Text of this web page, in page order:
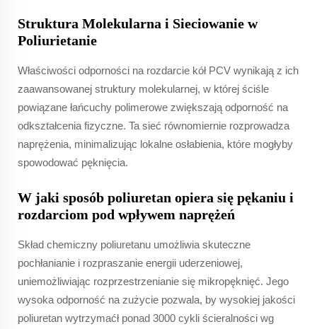
Struktura Molekularna i Sieciowanie w
Poliurietanie
Właściwości odporności na rozdarcie kół PCV wynikają z ich
zaawansowanej struktury molekularnej, w której ściśle
powiązane łańcuchy polimerowe zwiększają odporność na
odkształcenia fizyczne. Ta sieć równomiernie rozprowadza
naprężenia, minimalizując lokalne osłabienia, które mogłyby
spowodować pęknięcia.
W jaki sposób poliuretan opiera się pękaniu i
rozdarciom pod wpływem naprężeń
Skład chemiczny poliuretanu umożliwia skuteczne
pochłanianie i rozpraszanie energii uderzeniowej,
uniemożliwiając rozprzestrzenianie się mikropęknięć. Jego
wysoka odporność na zużycie pozwala, by wysokiej jakości
poliuretan wytrzymaćł ponad 3000 cykli ścieralności wg